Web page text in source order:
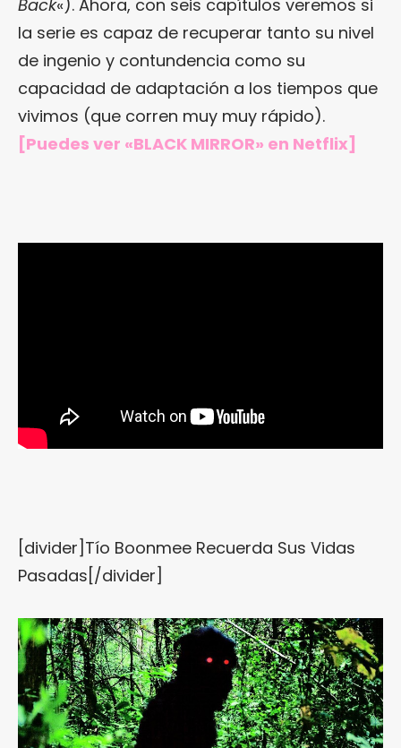
Back«). Ahora, con seis capítulos veremos si
la serie es capaz de recuperar tanto su nivel
de ingenio y contundencia como su
capacidad de adaptación a los tiempos que
vivimos (que corren muy muy rápido).
[Puedes ver «BLACK MIRROR» en Netflix]
[divider]Tío Boonmee Recuerda Sus Vidas
Pasadas[/divider]